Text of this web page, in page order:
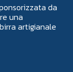
da
una
artigianale